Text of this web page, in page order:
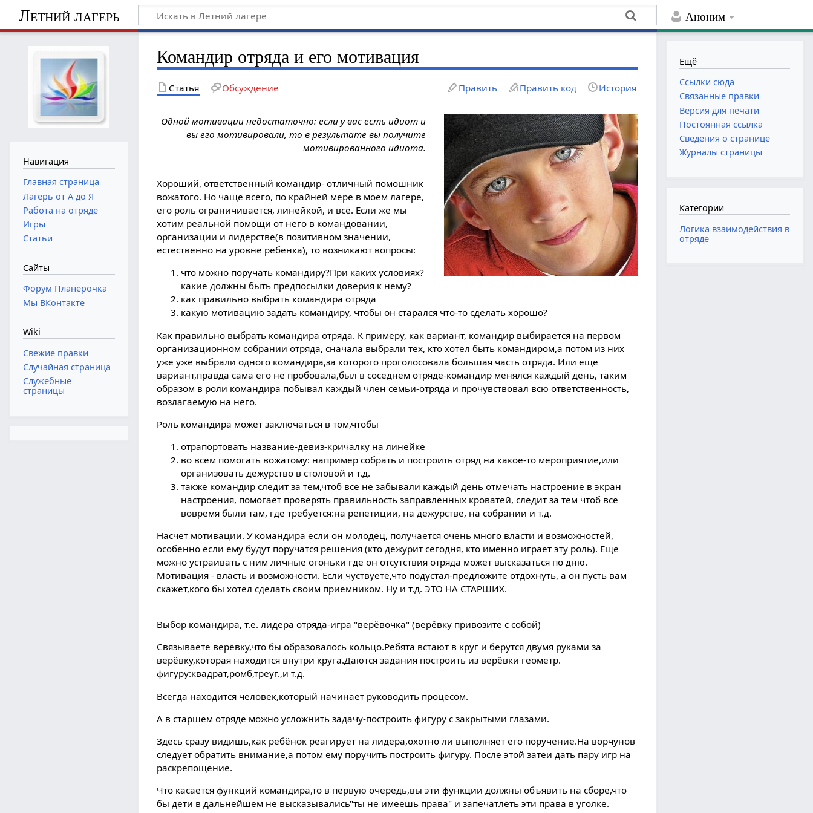
Аноним
Летний лагерь
Командир отряда и его мотивация
Статья Обсуждение Править Править код История
Одной мотивации недостаточно: если у вас есть идиот и
вы его мотивировали, то в результате вы получите
мотивированного идиота.
Хороший, ответственный командир- отличный помошник
вожатого. Но чаще всего, по крайней мере в моем лагере,
его роль ограничивается, линейкой, и всё. Если же мы
хотим реальной помощи от него в командовании,
организации и лидерстве(в позитивном значении,
естественно на уровне ребенка), то возникают вопросы:
что можно поручать командиру?При каких условиях?
какие должны быть предпосылки доверия к нему?
как правильно выбрать командира отряда
какую мотивацию задать командиру, чтобы он старался что-то сделать хорошо?
Как правильно выбрать командира отряда. К примеру, как вариант, командир выбирается на первом
организационном собрании отряда, сначала выбрали тех, кто хотел быть командиром,а потом из них
уже уже выбрали одного командира,за которого проголосовала большая часть отряда. Или еще
вариант,правда сама его не пробовала,был в соседнем отряде-командир менялся каждый день, таким
образом в роли командира побывал каждый член семьи-отряда и прочувствовал всю ответственность,
возлагаемую на него.
Роль командира может заключаться в том,чтобы
отрапортовать название-девиз-кричалку на линейке
во всем помогать вожатому: например собрать и построить отряд на какое-то мероприятие,или
организовать дежурство в столовой и т.д.
также командир следит за тем,чтоб все не забывали каждый день отмечать настроение в экран
настроения, помогает проверять правильность заправленных кроватей, следит за тем чтоб все
вовремя были там, где требуется:на репетиции, на дежурстве, на собрании и т.д.
Насчет мотивации. У командира если он молодец, получается очень много власти и возможностей,
особенно если ему будут поручатся решения (кто дежурит сегодня, кто именно играет эту роль). Еще
можно устраивать с ним личные огоньки где он отсутствия отряда может высказаться по дню.
Мотивация - власть и возможности. Если чуствуете,что подустал-предложите отдохнуть, а он пусть вам
скажет,кого бы хотел сделать своим приемником. Ну и т.д. ЭТО НА СТАРШИХ.
Выбор командира, т.е. лидера отряда-игра "верёвочка" (верёвку привозите с собой)
Связываете верёвку,что бы образовалось кольцо.Ребята встают в круг и берутся двумя руками за
верёвку,которая находится внутри круга.Даются задания построить из верёвки геометр.
фигуру:квадрат,ромб,треуг.,и т.д.
Всегда находится человек,который начинает руководить процесом.
А в старшем отряде можно усложнить задачу-построить фигуру с закрытыми глазами.
Здесь сразу видишь,как ребёнок реагирует на лидера,охотно ли выполняет его поручение.На ворчунов
следует обратить внимание,а потом ему поручить построить фигуру. После этой затеи дать пару игр на
раскрепощение.
Что касается функций командира,то в первую очередь,вы эти функции должны объявить на сборе,что
бы дети в дальнейшем не высказывались"ты не имеешь права" и запечатлеть эти права в уголке.
Навигация
Главная страница
Лагерь от А до Я
Работа на отряде
Игры
Статьи
Сайты
Форум Планерочка
Мы ВКонтакте
Wiki
Свежие правки
Случайная страница
Служебные
страницы
Ещё
Ссылки сюда
Связанные правки
Версия для печати
Постоянная ссылка
Сведения о странице
Журналы страницы
Категории
Логика взаимодействия в
отряде